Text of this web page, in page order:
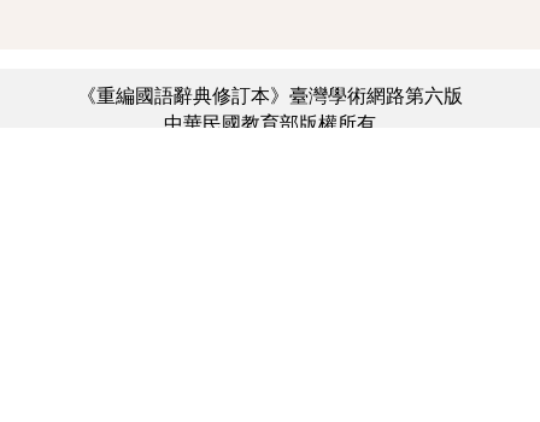
《重編國語辭典修訂本》臺灣學術網路第六版
中華民國教育部版權所有